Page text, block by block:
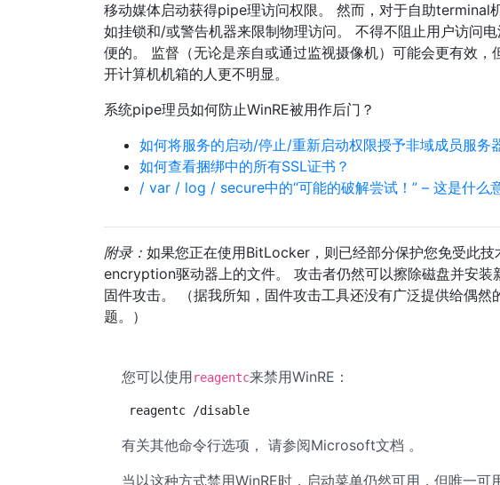
移动媒体启动获得pipe理访问权限。 然而，对于自助terminal
如挂锁和/或警告机器来限制物理访问。 不得不阻止用户访问
便的。 监督（无论是亲自或通过监视摄像机）可能会更有效
开计算机机箱的人更不明显。
系统pipe理员如何防止WinRE被用作后门？
如何将服务的启动/停止/重新启动权限授予非域成员服务
如何查看捆绑中的所有SSL证书？
/ var / log / secure中的“可能的破解尝试！” – 这是什么
附录： 如果您正在使用BitLocker，则已经部分保护您免受此
encryption驱动器上的文件。 攻击者仍然可以擦除磁盘并安装
固件攻击。 （据我所知，固件攻击工具还没有广泛提供给偶
题。）
您可以使用reagentc来禁用WinRE：
reagentc /disable
有关其他命令行选项， 请参阅Microsoft文档 。
当以这种方式禁用WinRE时，启动菜单仍然可用，但唯一可